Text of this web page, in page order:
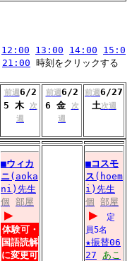
12:00 13:00 14:00
15:0
21:00 時刻をクリックする
前週6/2
5 木
次
週
前週6/2
6 金
次
週
前週6/27
土次週
■ウィカ
ニ(aoka
ni)先生
個 部屋
▶
体験可・
国語読解
に変更可
■コスモ
ス (hoem
i)先生
個 部屋
▶
定
員5名
★振替06
27
あこ